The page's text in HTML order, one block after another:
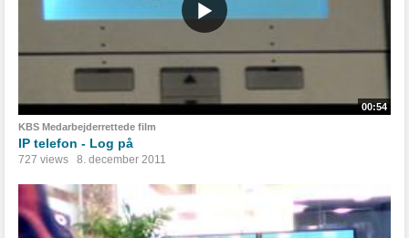
00:54
KBS Medarbejderrettede film
IP telefon - Log på
727 views 8. december 2011